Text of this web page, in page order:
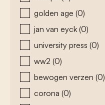
golden age (0)
jan van eyck (0)
university press (0)
ww2 (0)
bewogen verzen (0)
corona (0)